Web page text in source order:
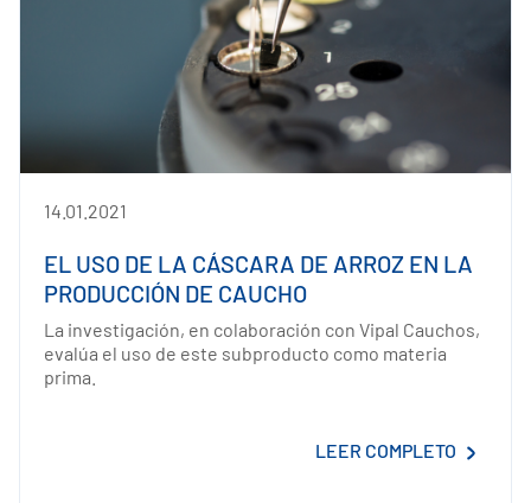
14.01.2021
EL USO DE LA CÁSCARA DE ARROZ EN LA
PRODUCCIÓN DE CAUCHO
La investigación, en colaboración con Vipal Cauchos,
evalúa el uso de este subproducto como materia
prima.
LEER COMPLETO